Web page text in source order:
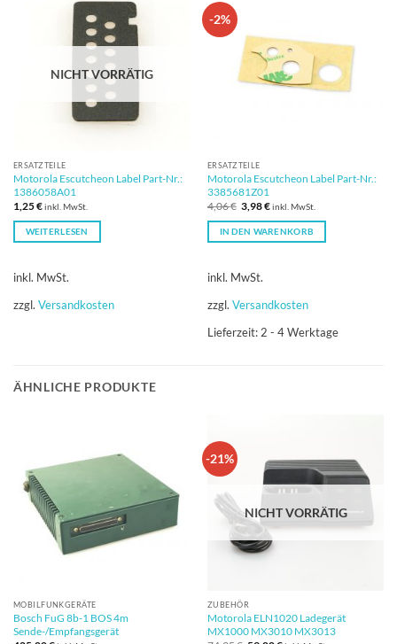
NICHT VORRÄTIG
ERSATZTEILE
Motorola Escutcheon Label Part-Nr.:
1386058A01
1,25€inkl. MwSt.
WEITERLESEN
inkl. MwSt.
zzgl. Versandkosten
-2%
ERSATZTEILE
Motorola Escutcheon Label Part-Nr.:
3385681Z01
4,06€ Ursprünglicher
Preis
war:
4,06 €
3,98€Aktueller
ist:
3,98 €.
inkl. MwSt.
IN DEN WARENKORB
inkl. MwSt.
zzgl. Versandkosten
Lieferzeit: 2 - 4 Werktage
ÄHNLICHE PRODUKTE
MOBILFUNKGERÄTE
Bosch FuG 8b-1 BOS 4m
Sende-/Empfangsgerät
-21%
NICHT VORRÄTIG
ZUBEHÖR
Motorola ELN1020 Ladegerät
MX1000 MX3010 MX3013